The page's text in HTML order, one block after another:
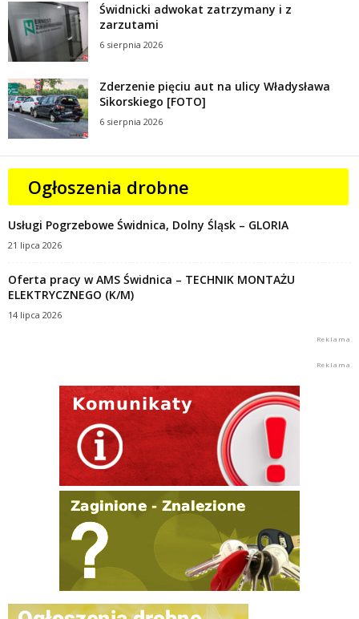
Świdnicki adwokat zatrzymany i z
zarzutami
6 sierpnia 2026
Zderzenie pięciu aut na ulicy Władysława
Sikorskiego [FOTO]
6 sierpnia 2026
Ogłoszenia drobne
Usługi Pogrzebowe Świdnica, Dolny Śląsk – GLORIA
21 lipca 2026
Oferta pracy w AMS Świdnica – TECHNIK MONTAŻU
ELEKTRYCZNEGO (K/M)
14 lipca 2026